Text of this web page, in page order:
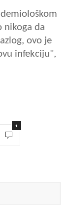
nikoga da
ovo je
infekciju",
1